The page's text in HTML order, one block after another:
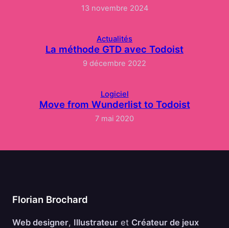
13 novembre 2024
Actualités
La méthode GTD avec Todoist
9 décembre 2022
Logiciel
Move from Wunderlist to Todoist
7 mai 2020
Florian Brochard
Web designer, Illustrateur et Créateur de jeux